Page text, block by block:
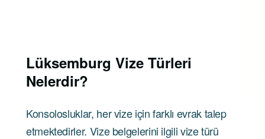
Lüksemburg Vize Türleri
Nelerdir?
Konsolosluklar, her vize için farklı evrak talep
etmektedirler. Vize belgelerini ilgili vize türü